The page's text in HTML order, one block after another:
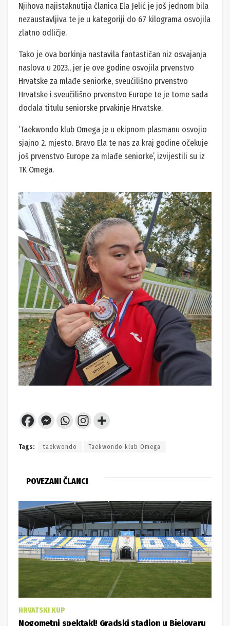
Njihova najistaknutija članica Ela Jelić je još jednom bila
nezaustavljiva te je u kategoriji do 67 kilograma osvojila
zlatno odličje.
Tako je ova borkinja nastavila fantastičan niz osvajanja
naslova u 2023., jer je ove godine osvojila prvenstvo
Hrvatske za mlađe seniorke, sveučilišno prvenstvo
Hrvatske i sveučilišno prvenstvo Europe te je tome sada
dodala titulu seniorske prvakinje Hrvatske.
‘Taekwondo klub Omega je u ekipnom plasmanu osvojio
sjajno 2. mjesto. Bravo Ela te nas za kraj godine očekuje
još prvenstvo Europe za mlađe seniorke’, izvijestili su iz
TK Omega.
Tags: taekwondo Taekwondo klub Omega
POVEZANI ČLANCI
HRVATSKI KUP
Nogometni spektakl! Gradski stadion u Bjelovaru